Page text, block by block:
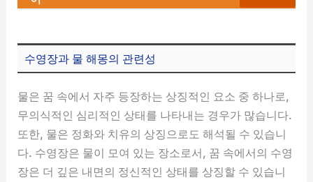
수영장과 물 해몽의 관련성
물은 꿈 속에서 자주 등장하는 상징적인 요소 중 하나로,
무의식적인 심리적인 상태를 나타내는 경우가 많습니다.
또한, 물은 정화와 치유의 상징으로도 해석될 수 있습니
다. 수영장은 물이 모여 있는 장소로서, 꿈 속에서의 수영
장은 더 깊은 내면의 정신적인 상태를 상징할 수 있습니